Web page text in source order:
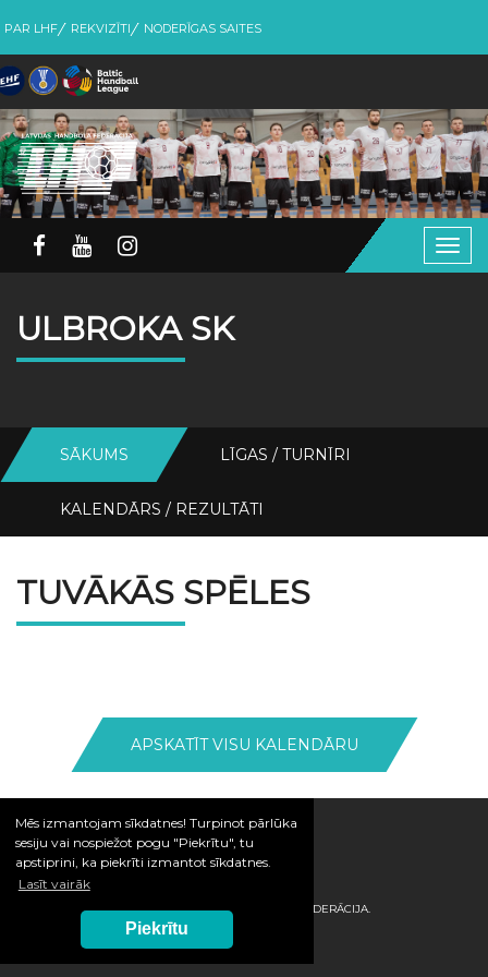
Mēs izmantojam sīkdatnes! Turpinot pārlūka
sesiju vai nospiežot pogu "Piekrītu", tu
apstiprini, ka piekrīti izmantot sīkdatnes.
Lasīt vairāk
Piekrītu
PAR LHF REKVIZĪTI NODERĪGAS SAITES
ULBROKA SK
SĀKUMS LĪGAS / TURNĪRI
KALENDĀRS / REZULTĀTI
TUVĀKĀS SPĒLES
APSKATĪT VISU KALENDĀRU
© 2026 / LATVIJAS HANDBOLA FEDERĀCIJA.